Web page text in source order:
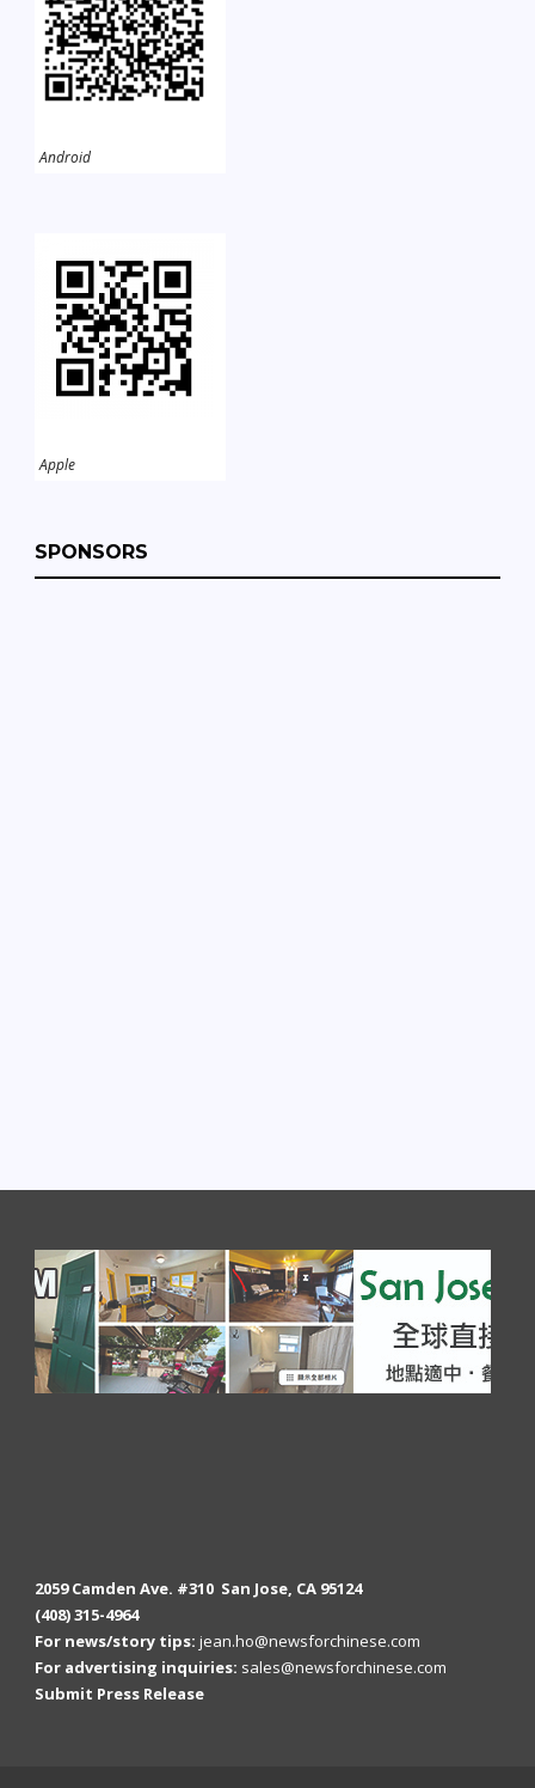
Android
Apple
SPONSORS
2059 Camden Ave. #310 San Jose, CA 95124
(408) 315-4964
For news/story tips: jean.ho@newsforchinese.com
For advertising inquiries: sales@newsforchinese.com
Submit Press Release